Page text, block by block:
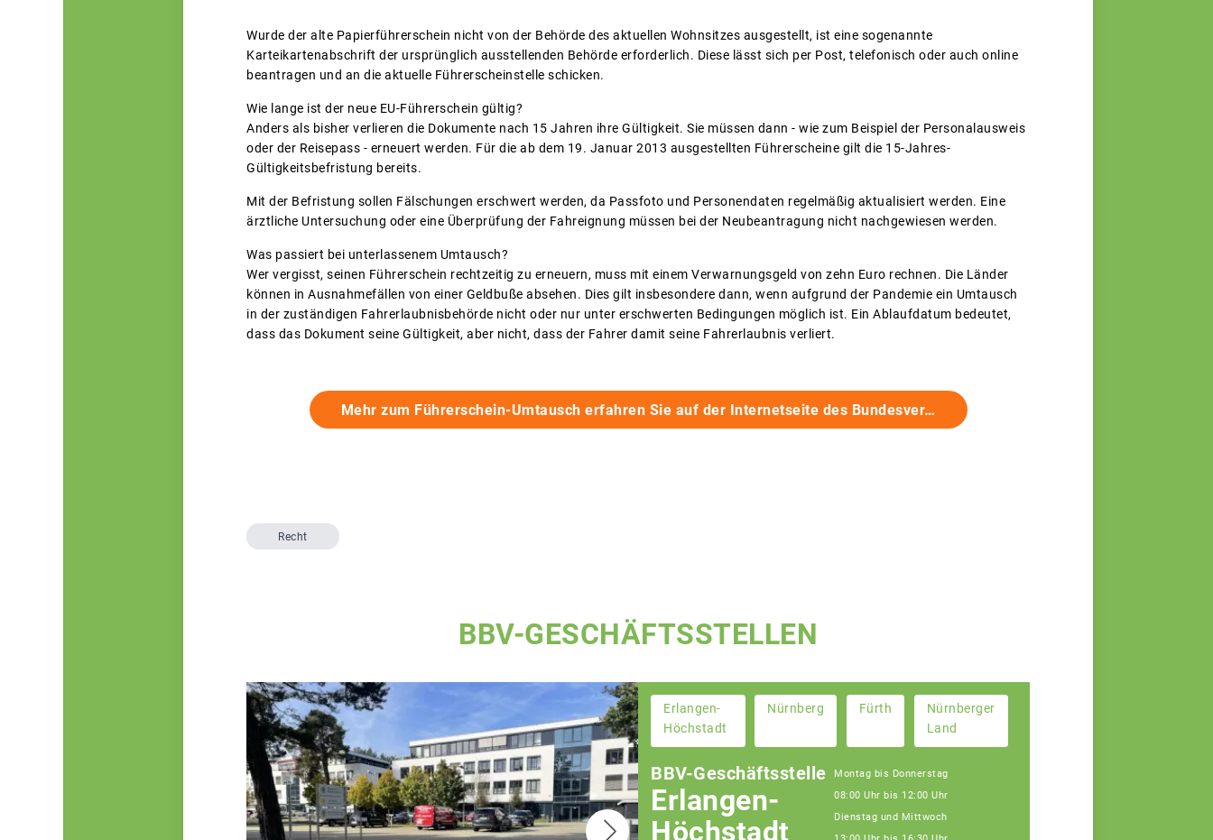
Wurde der alte Papierführerschein nicht von der Behörde des aktuellen Wohnsitzes ausgestellt, ist eine sogenannte
Karteikartenabschrift der ursprünglich ausstellenden Behörde erforderlich. Diese lässt sich per Post, telefonisch oder auch online
beantragen und an die aktuelle Führerscheinstelle schicken.
Wie lange ist der neue EU-Führerschein gültig?
Anders als bisher verlieren die Dokumente nach 15 Jahren ihre Gültigkeit. Sie müssen dann - wie zum Beispiel der Personalausweis
oder der Reisepass - erneuert werden. Für die ab dem 19. Januar 2013 ausgestellten Führerscheine gilt die 15-Jahres-
Gültigkeitsbefristung bereits.
Mit der Befristung sollen Fälschungen erschwert werden, da Passfoto und Personendaten regelmäßig aktualisiert werden. Eine
ärztliche Untersuchung oder eine Überprüfung der Fahreignung müssen bei der Neubeantragung nicht nachgewiesen werden.
Was passiert bei unterlassenem Umtausch?
Wer vergisst, seinen Führerschein rechtzeitig zu erneuern, muss mit einem Verwarnungsgeld von zehn Euro rechnen. Die Länder
können in Ausnahmefällen von einer Geldbuße absehen. Dies gilt insbesondere dann, wenn aufgrund der Pandemie ein Umtausch
in der zuständigen Fahrerlaubnisbehörde nicht oder nur unter erschwerten Bedingungen möglich ist. Ein Ablaufdatum bedeutet,
dass das Dokument seine Gültigkeit, aber nicht, dass der Fahrer damit seine Fahrerlaubnis verliert.
Mehr zum Führerschein-Umtausch erfahren Sie auf der Internetseite des Bundesver…
Recht
BBV-GESCHÄFTSSTELLEN
Erlangen-
Höchstadt
Nürnberg Fürth
Nürnberger
Land
BBV-Geschäftsstelle
Erlangen-
Höchstadt
Montag bis Donnerstag
08:00 Uhr bis 12:00 Uhr
Dienstag und Mittwoch